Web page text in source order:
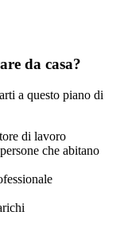
da casa?
a questo piano di
di lavoro
che abitano